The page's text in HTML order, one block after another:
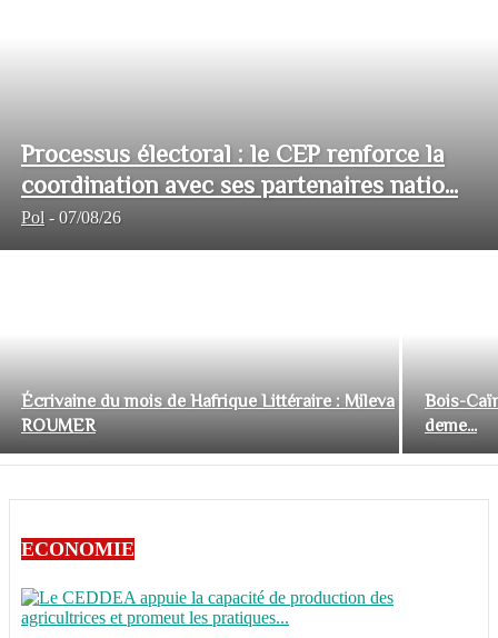
Processus électoral : le CEP renforce la
coordination avec ses partenaires natio...
Pol - 07/08/26
Écrivaine du mois de Hafrique Littéraire : Mileva
ROUMER
Bois-
deme...
ECONOMIE